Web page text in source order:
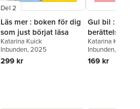
Del 2
Läs mer : boken för dig
som just börjat läsa
Katarina Kuick
Inbunden, 2025
299 kr
Gul bil : och
berättelser för
vill börja läsa
1
Katarina Kuick
Inbunden, 2026
169 kr